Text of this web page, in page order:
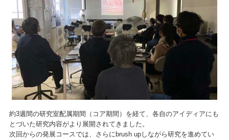
約3週間の研究室配属期間（コア期間）を経て、各自のアイディアにも
とづいた研究内容がより展開されてきました。
次回からの発展コースでは、さらにbrush upしながら研究を進めてい